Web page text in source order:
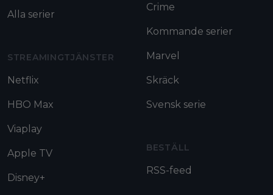
Alla serier
STREAMINGTJÄNSTER
Netflix
HBO Max
Viaplay
Apple TV
Disney+
Crime
Kommande serier
Marvel
Skräck
Svensk serie
BESTÄLL
RSS-feed